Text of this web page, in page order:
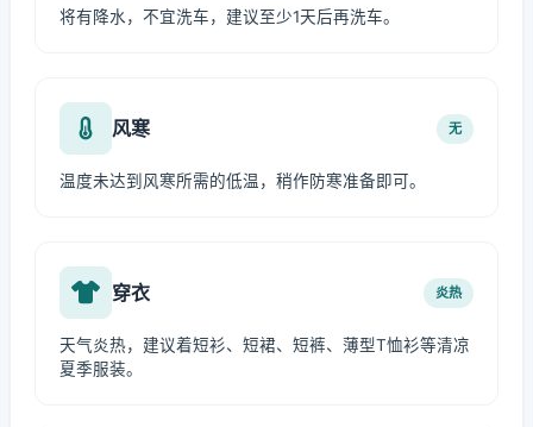
将有降水，不宜洗车，建议至少1天后再洗车。
风寒 无
温度未达到风寒所需的低温，稍作防寒准备即可。
穿衣 炎热
天气炎热，建议着短衫、短裙、短裤、薄型T恤衫等清凉
夏季服装。